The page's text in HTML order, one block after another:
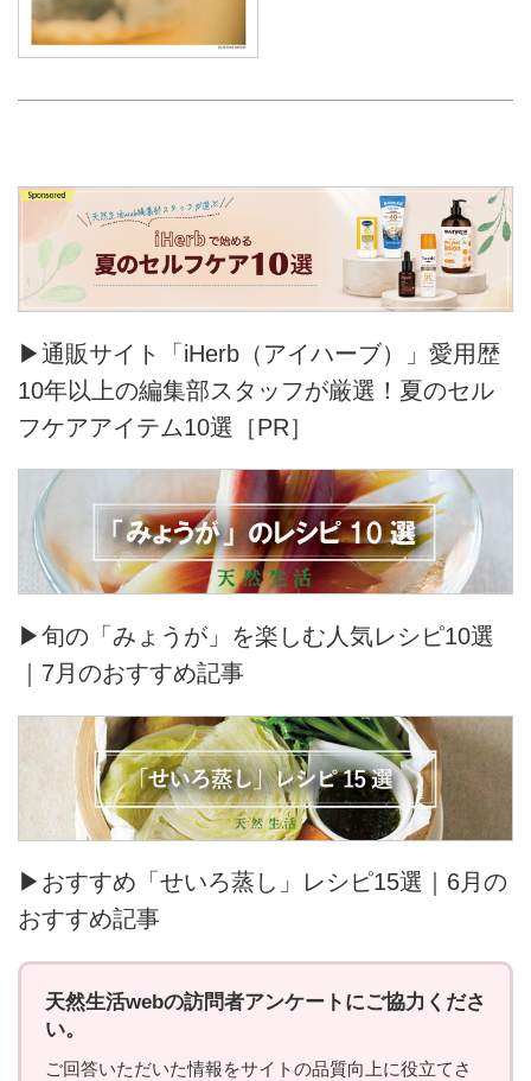
▶通販サイト「iHerb（アイハーブ）」愛用歴
10年以上の編集部スタッフが厳選！夏のセル
フケアアイテム10選［PR］
▶旬の「みょうが」を楽しむ人気レシピ10選
｜7月のおすすめ記事
▶おすすめ「せいろ蒸し」レシピ15選｜6月の
おすすめ記事